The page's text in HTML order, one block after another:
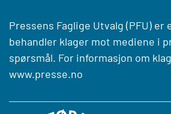
Pressens Faglige Utvalg (PFU) er
behandler klager mot mediene i
spørsmål. For informasjon om
www.presse.no